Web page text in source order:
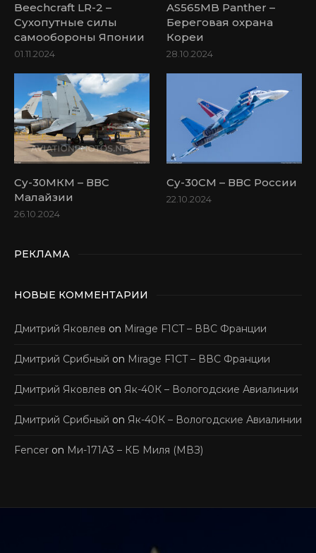
Beechcraft LR-2 –
Сухопутные силы
самообороны Японии
01.11.2024
AS565MB Panther –
Береговая охрана
Кореи
28.10.2024
Су-30МКМ – ВВС
Малайзии
26.10.2024
Су-30СМ – ВВС России
22.10.2024
РЕКЛАМА
НОВЫЕ КОММЕНТАРИИ
Дмитрий Яковлев on Mirage F1CT – ВВС Франции
Дмитрий Срибный on Mirage F1CT – ВВС Франции
Дмитрий Яковлев on Як-40К – Вологодские Авиалинии
Дмитрий Срибный on Як-40К – Вологодские Авиалинии
Fencer on Ми-171А3 – КБ Миля (МВЗ)